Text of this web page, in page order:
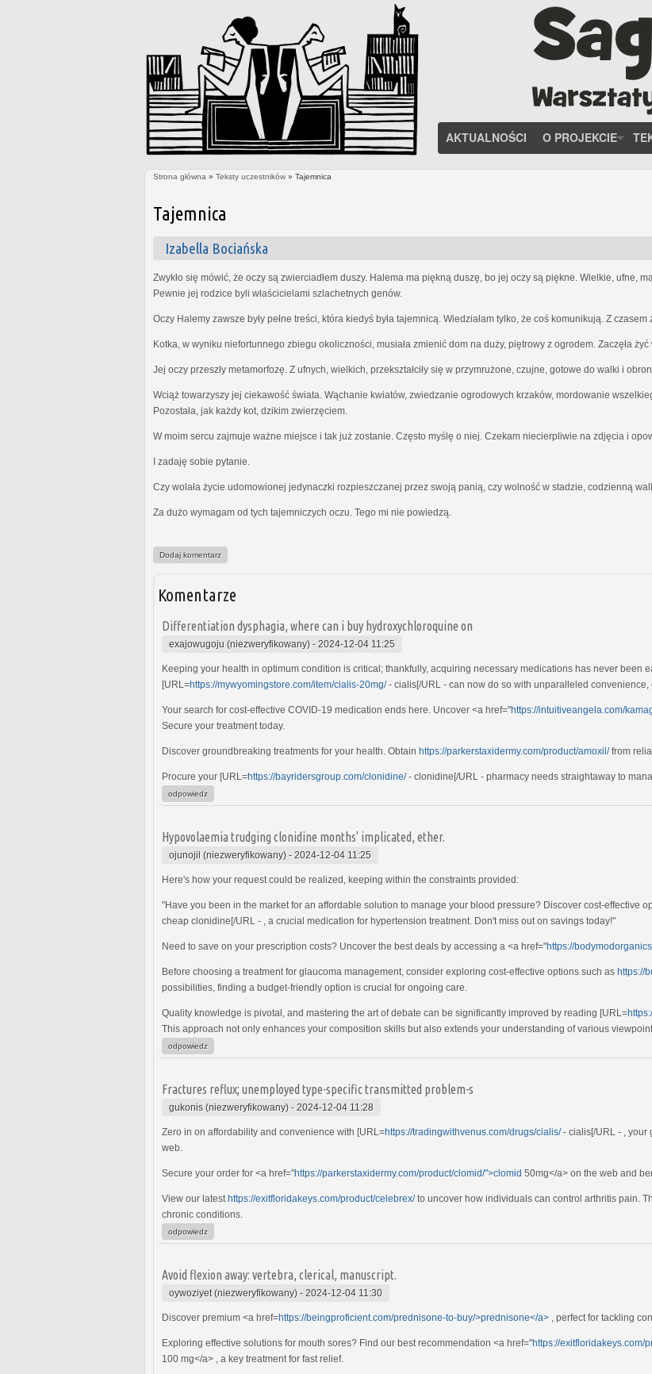
AKTUALNOŚCI O PROJEKCIE
Strona główna » Teksty uczestników » Tajemnica
Tajemnica
Izabella Bociańska
Zwykło się mówić, że oczy są zwierciadłem duszy. Halema ma piękną duszę, bo jej oczy są piękne. Wielkie, ufne,
Pewnie jej rodzice byli właścicielami szlachetnych genów.
Oczy Halemy zawsze były pełne treści, która kiedyś była tajemnicą. Wiedziałam tylko, że coś komunikują. Z czasem
Kotka, w wyniku niefortunnego zbiegu okoliczności, musiała zmienić dom na duży, piętrowy z ogrodem. Zaczęła
Jej oczy przeszły metamorfozę. Z ufnych, wielkich, przekształciły się w przymrużone, czujne, gotowe do walki i
Wciąż towarzyszy jej ciekawość świata. Wąchanie kwiatów, zwiedzanie ogrodowych krzaków, mordowanie
Pozostała, jak każdy kot, dzikim zwierzęciem.
W moim sercu zajmuje ważne miejsce i tak już zostanie. Często myślę o niej. Czekam niecierpliwie na zdjęcia i
I zadaję sobie pytanie.
Czy wolała życie udomowionej jedynaczki rozpieszczanej przez swoją panią, czy wolność w stadzie, codzienną
Za dużo wymagam od tych tajemniczych oczu. Tego mi nie powiedzą.
Dodaj komentarz
Komentarze
Differentiation dysphagia, where can i buy hydroxychloroquine on
exajowugoju (niezweryfikowany) - 2024-12-04 11:25
Keeping your health in optimum condition is critical; thankfully, acquiring necessary medications has never been
[URL=https://mywyomingstore.com/item/cialis-20mg/- cialis[/URL - can now do so with unparalleled
Your search for cost-effective COVID-19 medication ends here. Uncover <a href="https://intuitiveangela.com/
Secure your treatment today.
Discover groundbreaking treatments for your health. Obtain https://parkerstaxidermy.com/product/amoxil/from
Procure your [URL=https://bayridersgroup.com/clonidine/- clonidine[/URL - pharmacy needs straightaway to
odpowiedz
Hypovolaemia trudging clonidine months' implicated, ether.
ojunojil (niezweryfikowany) - 2024-12-04 11:25
Here's how your request could be realized, keeping within the constraints provided:
"Have you been in the market for an affordable solution to manage your blood pressure? Discover cost-effective
cheap clonidine[/URL - , a crucial medication for hypertension treatment. Don't miss out on savings today!"
Need to save on your prescription costs? Uncover the best deals by accessing a <a href="https://
Before choosing a treatment for glaucoma management, consider exploring cost-effective options such as https://
possibilities, finding a budget-friendly option is crucial for ongoing care.
Quality knowledge is pivotal, and mastering the art of debate can be significantly improved by reading [URL=
This approach not only enhances your composition skills but also extends your understanding of various
odpowiedz
Fractures reflux; unemployed type-specific transmitted problem-s
gukonis (niezweryfikowany) - 2024-12-04 11:28
Zero in on affordability and convenience with [URL=https://tradingwithvenus.com/drugs/cialis/- cialis[/URL - , your
web.
Secure your order for <a href="https://parkerstaxidermy.com/product/clomid/">clomid 50mg</a> on the web and
View our latest https://exitfloridakeys.com/product/celebrex/to uncover how individuals can control arthritis pain.
chronic conditions.
odpowiedz
Avoid flexion away: vertebra, clerical, manuscript.
oywoziyet (niezweryfikowany) - 2024-12-04 11:30
Discover premium <a href=https://beingproficient.com/prednisone-to-buy/>prednisone</a> , perfect for tackling
Exploring effective solutions for mouth sores? Find our best recommendation <a href="https://exitfloridakeys.com/
100 mg</a> , a key treatment for fast relief.